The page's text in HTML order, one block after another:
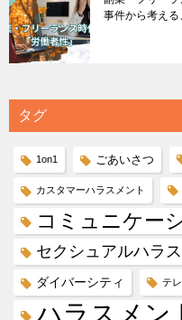
事件から考え
タグ
1on1 ごあいさつ
カスタマーハラスメント
コミュニケー
セクシュアルハラ
ダイバーシティ テ
ハラスメン